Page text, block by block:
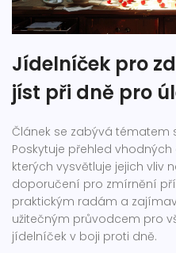
Jídelníček pro
jíst při dně pro
Článek se zabývá tématem
Poskytuje přehled
kterých vysvětluje jejich vliv
doporučení pro zmírnění
praktickým radám a
užitečným průvodcem pro
jídelníček v boji proti dně.